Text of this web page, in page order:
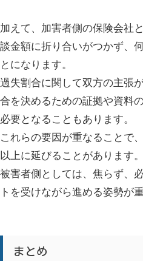
加えて、加害者側の保険会社
談金額に折り合いがつかず、
とになります。
過失割合に関して双方の主張
合を決めるための証拠や資料
必要となることもあります。
これらの要因が重なることで
以上に延びることがあります。
被害者側としては、焦らず、
トを受けながら進める姿勢が
まとめ